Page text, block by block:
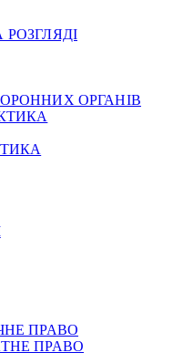
ОРГАНІВ
ПРАВО
ПРАВО